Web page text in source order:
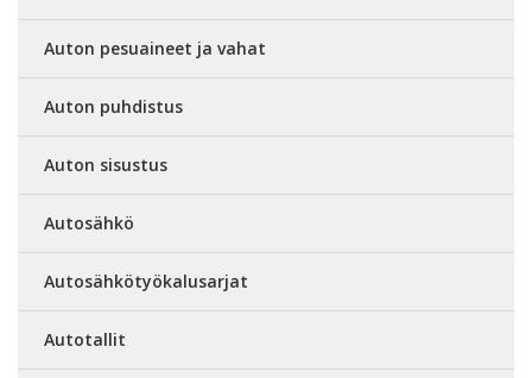
Auton pesuaineet ja vahat
Auton puhdistus
Auton sisustus
Autosähkö
Autosähkötyökalusarjat
Autotallit